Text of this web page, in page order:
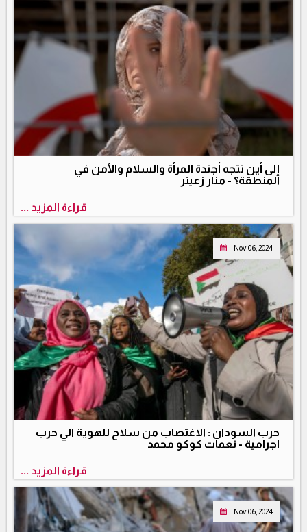
إلى أين تتجه أجندة المرأة والسلام والأمن في
المنطقة؟ - منار زعيتر
قراءة المزيد ...
Nov 06, 2024
حرب السودان : الاغتصاب من سلاح للهوية الي حرب
اجرامية - نعمات كوكو محمد
قراءة المزيد ...
Nov 06, 2024